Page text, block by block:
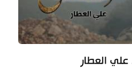
العطار